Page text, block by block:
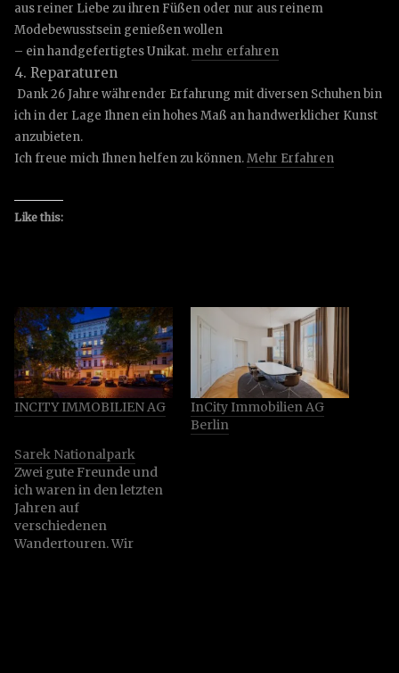
aus reiner Liebe zu ihren Füßen oder nur aus reinem
Modebewusstsein genießen wollen
– ein handgefertigtes Unikat. mehr erfahren
4. Reparaturen
Dank 26 Jahre währender Erfahrung mit diversen Schuhen bin
ich in der Lage Ihnen ein hohes Maß an handwerklicher Kunst
anzubieten.
Ich freue mich Ihnen helfen zu können.Mehr Erfahren
Like this:
INCITY IMMOBILIEN AG
InCity Immobilien AG
Berlin
Sarek Nationalpark
Zwei gute Freunde und
ich waren in den letzten
Jahren auf
verschiedenen
Wandertouren. Wir